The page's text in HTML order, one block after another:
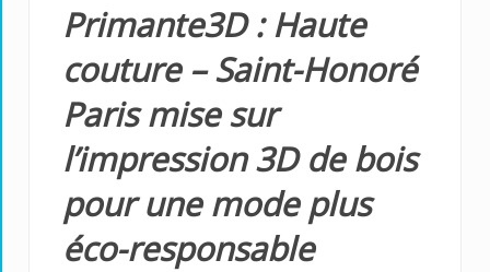
Primante3D : Haute
couture – Saint-Honoré
Paris mise sur
l’impression 3D de bois
pour une mode plus
éco-responsable